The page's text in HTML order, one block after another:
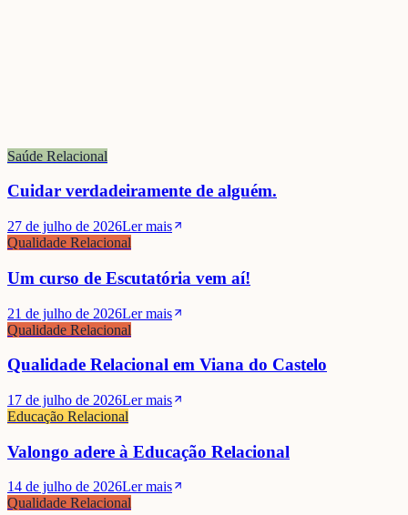
Saúde Relacional
Cuidar verdadeiramente de alguém.
27 de julho de 2026Ler mais
Qualidade Relacional
Um curso de Escutatória vem aí!
21 de julho de 2026Ler mais
Qualidade Relacional
Qualidade Relacional em Viana do Castelo
17 de julho de 2026Ler mais
Educação Relacional
Valongo adere à Educação Relacional
14 de julho de 2026Ler mais
Qualidade Relacional